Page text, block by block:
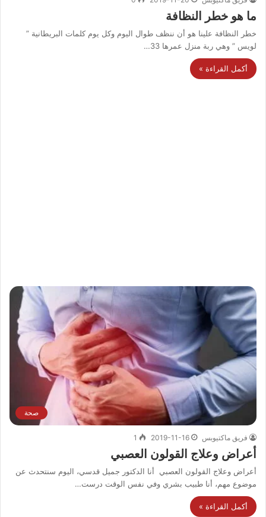
ما هو خطر النظافة
خطر النظافة علينا هو أن ننظف طوال اليوم وكل يوم كلمات البريطانية ”
لويس ” وهي ربة منزل عمرها 33…
أكمل القراءة »
صحة
فريق ماكتيوبس 2019-11-16
1
أعراض وعلاج القولون العصبي
أعراض وعلاج القولون العصبي أنا الدكتور جميل قدسي، اليوم سنتحدث عن
موضوع مهم، أنا طبيب بشري وفي نفس الوقت درست…
أكمل القراءة »